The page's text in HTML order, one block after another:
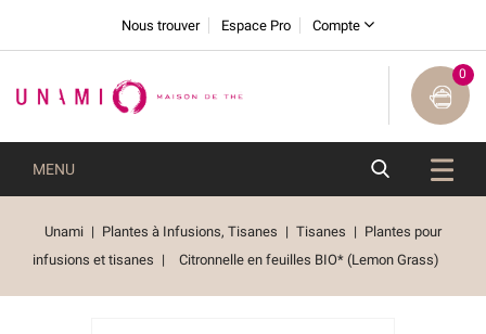
Nous trouver Espace Pro Compte
0
MENU
Unami Plantes à Infusions, Tisanes Tisanes
Plantes pour
infusions et tisanes
Citronnelle en feuilles BIO* (Lemon Grass)